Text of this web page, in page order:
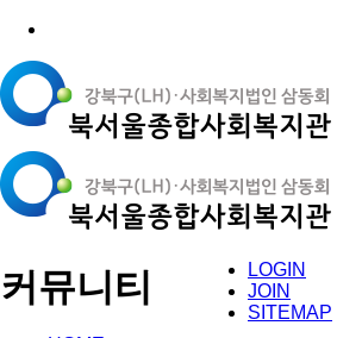
LOGIN
JOIN
SITEMAP
커뮤니티